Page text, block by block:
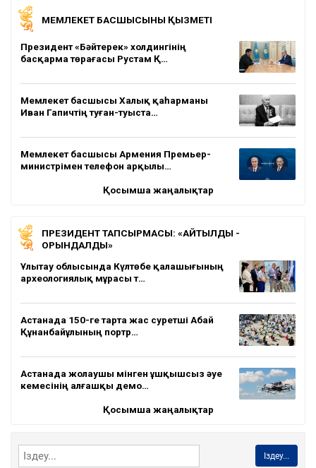
МЕМЛЕКЕТ БАСШЫСЫНЫҢ ҚЫЗМЕТІ
Президент «Бәйтерек» холдингінің
басқарма төрағасы Рустам Қ…
Мемлекет басшысы Халық қаһарманы
Иван Гапичтің туған-туыста…
Мемлекет басшысы Армения Премьер-
министрімен телефон арқылы…
Қосымша жаңалықтар
ПРЕЗИДЕНТ ТАПСЫРМАСЫ: «АЙТЫЛДЫ -
ОРЫНДАЛДЫ»
Ұлытау облысында Күлтөбе қалашығының
археологиялық мұрасы т…
Астанада 150-ге тарта жас суретші Абай
Құнанбайұлының портр…
Астанада жолаушы мінген ұшқышсыз әуе
кемесінің алғашқы демо…
Қосымша жаңалықтар
Іздеу...